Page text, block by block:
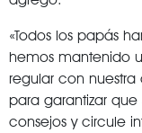
«Todos los papás
hemos mantenido
regular con
para garantizar
consejos y circule